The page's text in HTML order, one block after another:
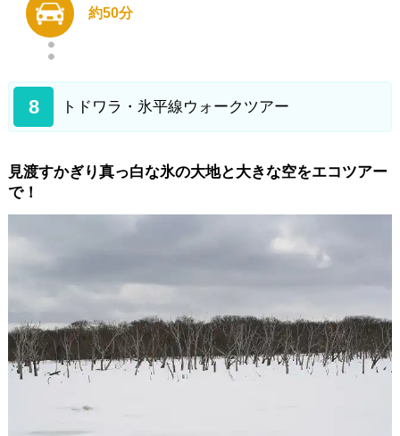
約50分
8 トドワラ・氷平線ウォークツアー
見渡すかぎり真っ白な氷の大地と大きな空をエコツアー
で！